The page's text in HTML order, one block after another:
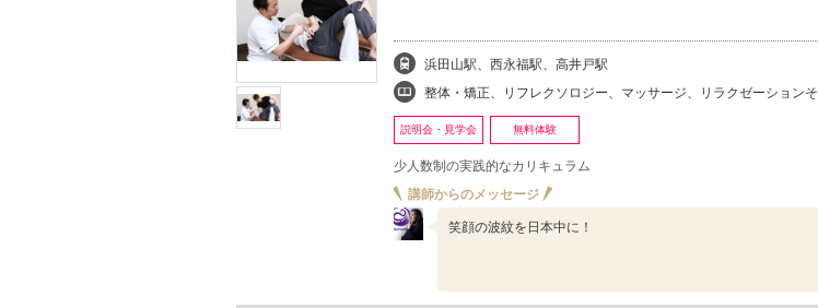
浜田山駅、西永福駅、高井戸駅
整体・矯正、リフレクソロジー、マッサージ、リラクゼーションその他、ボディケア・ボディマッサージ
説明会・見学会 無料体験
少人数制の実践的なカリキュラム
講師からのメッセージ
笑顔の波紋を日本中に！